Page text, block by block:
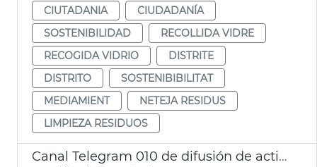
CIUTADANIA
CIUDADANÍA
SOSTENIBILIDAD
RECOLLIDA VIDRE
RECOGIDA VIDRIO
DISTRITE
DISTRITO
SOSTENIBIBILITAT
MEDIAMIENT
NETEJA RESIDUS
LIMPIEZA RESIDUOS
Canal Telegram 010 de difusión de actividades